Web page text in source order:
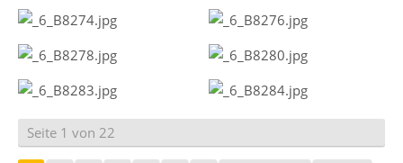
Seite 1 von 22